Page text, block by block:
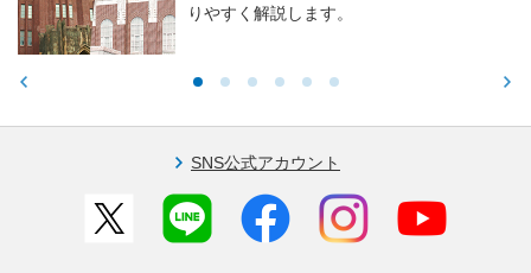
りやすく解説します。
SNS公式アカウント